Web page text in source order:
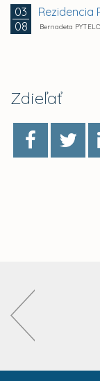
03
08
Rezidencia
Bernadeta
Zdieľať